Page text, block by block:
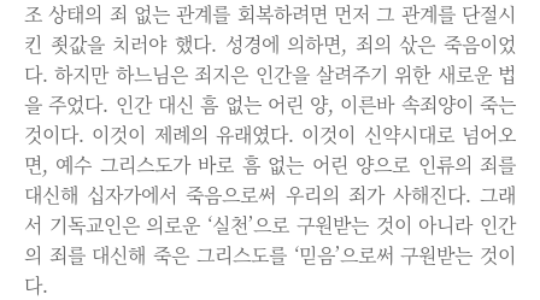
조 상태의 죄 없는 관계를 회복하려면 먼저 그 관계를 단절시
킨 죗값을 치러야 했다. 성경에 의하면, 죄의 삯은 죽음이었
다. 하지만 하느님은 죄지은 인간을 살려주기 위한 새로운 법
을 주었다. 인간 대신 흠 없는 어린 양, 이른바 속죄양이 죽는
것이다. 이것이 제례의 유래였다. 이것이 신약시대로 넘어오
면, 예수 그리스도가 바로 흠 없는 어린 양으로 인류의 죄를
대신해 십자가에서 죽음으로써 우리의 죄가 사해진다. 그래
서 기독교인은 의로운 ‘실천’으로 구원받는 것이 아니라 인간
의 죄를 대신해 죽은 그리스도를 ‘믿음’으로써 구원받는 것이
다.